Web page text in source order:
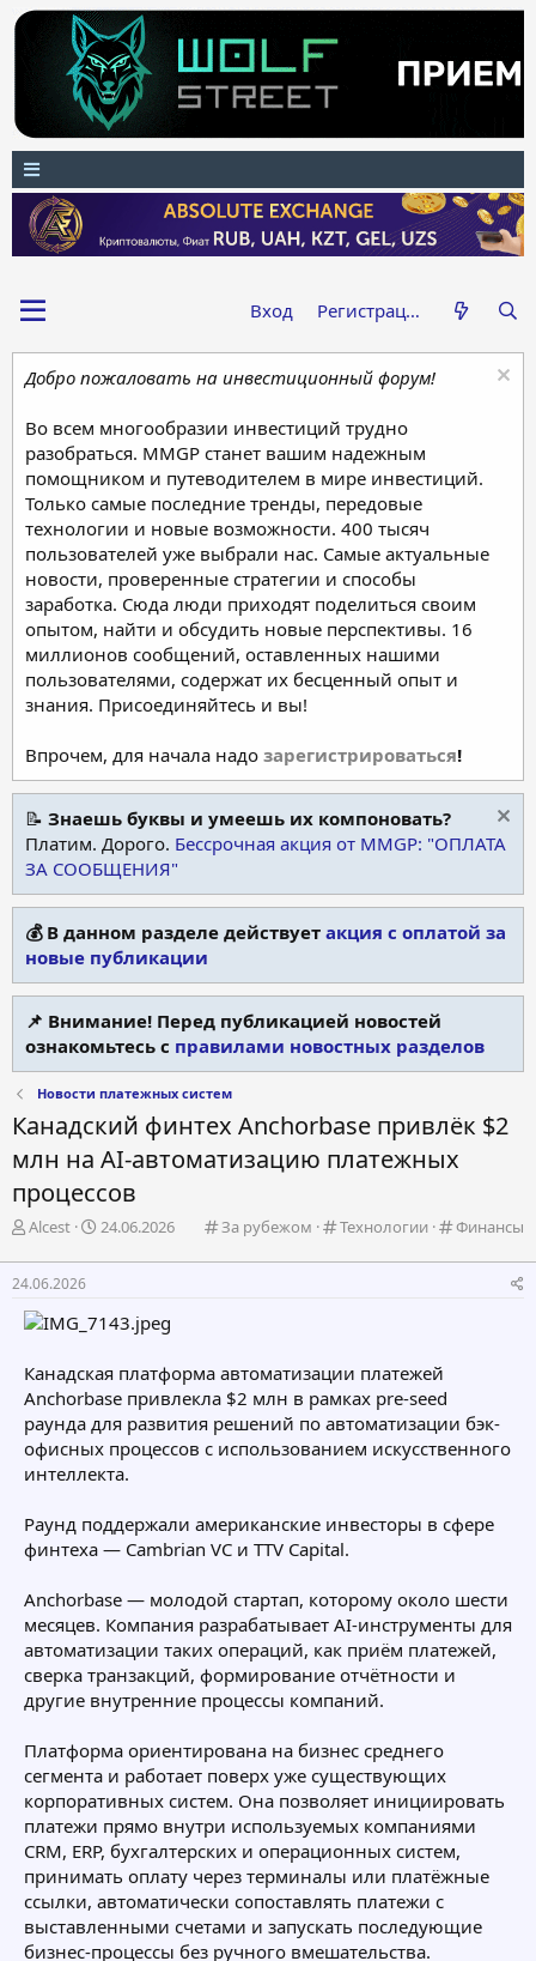
Вход Регистрация
Добро пожаловать на инвестиционный форум!
Во всем многообразии инвестиций трудно
разобраться. MMGP станет вашим надежным
помощником и путеводителем в мире инвестиций.
Только самые последние тренды, передовые
технологии и новые возможности. 400 тысяч
пользователей уже выбрали нас. Самые актуальные
новости, проверенные стратегии и способы
заработка. Сюда люди приходят поделиться своим
опытом, найти и обсудить новые перспективы. 16
миллионов сообщений, оставленных нашими
пользователями, содержат их бесценный опыт и
знания. Присоединяйтесь и вы!
Впрочем, для начала надо зарегистрироваться!
📝 Знаешь буквы и умеешь их компоновать?
Платим. Дорого. Бессрочная акция от MMGP: "ОПЛАТА
ЗА СООБЩЕНИЯ"
💰 В данном разделе действует акция с оплатой за
новые публикации
📌 Внимание! Перед публикацией новостей
ознакомьтесь с правилами новостных разделов
Новости платежных систем
Канадский финтех Anchorbase привлёк $2
млн на AI-автоматизацию платежных
процессов
К
т
и
я
За рубежом
К
т
и
я
Технологии
К
т
Финансы
А
т
о
р
т
м
ы
Alcest
Д
т
а
а
л
а
24.06.2026
24.06.2026
Канадская платформа автоматизации платежей
Anchorbase привлекла $2 млн в рамках pre-seed
раунда для развития решений по автоматизации бэк-
офисных процессов с использованием искусственного
интеллекта.
Раунд поддержали американские инвесторы в сфере
финтеха — Cambrian VC и TTV Capital.
Anchorbase — молодой стартап, которому около шести
месяцев. Компания разрабатывает AI-инструменты для
автоматизации таких операций, как приём платежей,
сверка транзакций, формирование отчётности и
другие внутренние процессы компаний.
Платформа ориентирована на бизнес среднего
сегмента и работает поверх уже существующих
корпоративных систем. Она позволяет инициировать
платежи прямо внутри используемых компаниями
CRM, ERP, бухгалтерских и операционных систем,
принимать оплату через терминалы или платёжные
ссылки, автоматически сопоставлять платежи с
выставленными счетами и запускать последующие
бизнес-процессы без ручного вмешательства.